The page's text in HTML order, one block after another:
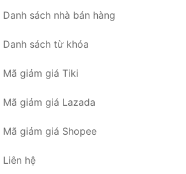
Danh sách nhà bán hàng
Danh sách từ khóa
Mã giảm giá Tiki
Mã giảm giá Lazada
Mã giảm giá Shopee
Liên hệ